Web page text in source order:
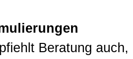
Beratung